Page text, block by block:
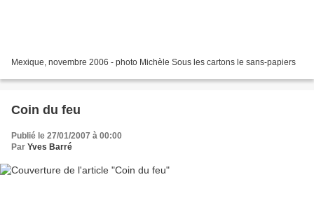
Mexique, novembre 2006 - photo Michèle Sous les cartons le sans-papiers
Coin du feu
Publié le 27/01/2007 à 00:00
Par Yves Barré